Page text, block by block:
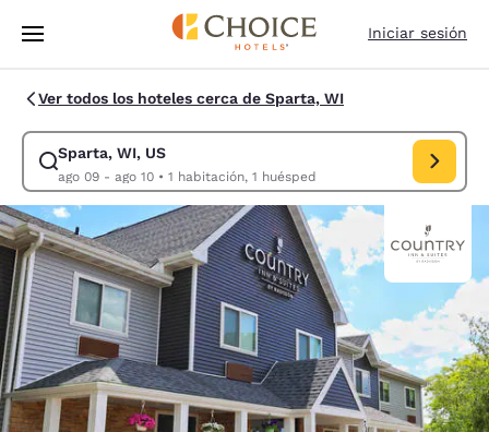
Saltar A Contenido Principal
Iniciar sesión
Ver todos los hoteles cerca de Sparta, WI
Sparta, WI, US
ago 09 - ago 10• 1 habitación, 1 huésped
Modificar búsqueda para Sparta, WI, US. Fecha de entrada ago 09,